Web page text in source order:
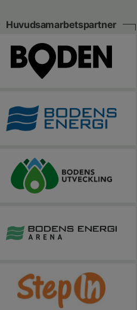
Huvudsamarbetspartner